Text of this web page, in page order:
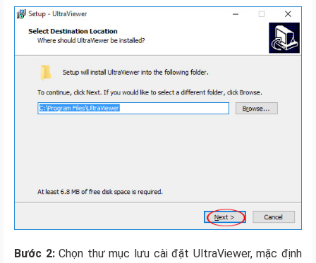
Bước 2:Chọn thư mục lưu cài đặt UltraViewer, mặc định